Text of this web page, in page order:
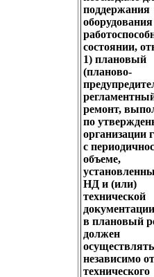
поддержания
состоянии,
1) плановый
(планово-
ремонт,
по
организации
с
объеме,
НД и (или)
технической
в плановый
должен
независимо от
технического